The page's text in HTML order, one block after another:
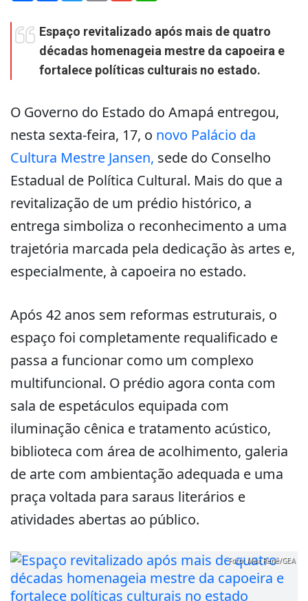
Espaço revitalizado após mais de quatro
décadas homenageia mestre da capoeira e
fortalece políticas culturais no estado.
O Governo do Estado do Amapá entregou,
nesta sexta-feira, 17, o novo Palácio da
Cultura Mestre Jansen, sede do Conselho
Estadual de Política Cultural. Mais do que a
revitalização de um prédio histórico, a
entrega simboliza o reconhecimento a uma
trajetória marcada pela dedicação às artes e,
especialmente, à capoeira no estado.
Após 42 anos sem reformas estruturais, o
espaço foi completamente requalificado e
passa a funcionar como um complexo
multifuncional. O prédio agora conta com
sala de espetáculos equipada com
iluminação cênica e tratamento acústico,
biblioteca com área de acolhimento, galeria
de arte com ambientação adequada e uma
praça voltada para saraus literários e
atividades abertas ao público.
Foto: Max Renê/GEA